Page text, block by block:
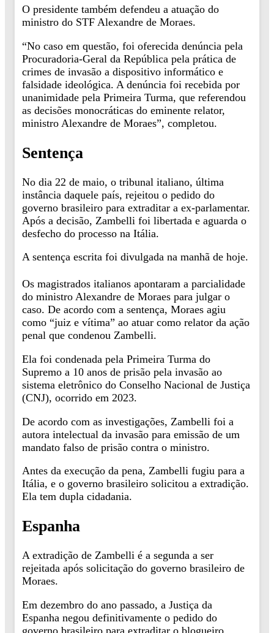
O presidente também defendeu a atuação do
ministro do STF Alexandre de Moraes.
“No caso em questão, foi oferecida denúncia pela
Procuradoria-Geral da República pela prática de
crimes de invasão a dispositivo informático e
falsidade ideológica. A denúncia foi recebida por
unanimidade pela Primeira Turma, que referendou
as decisões monocráticas do eminente relator,
ministro Alexandre de Moraes”, completou.
Sentença
No dia 22 de maio, o tribunal italiano, última
instância daquele país, rejeitou o pedido do
governo brasileiro para extraditar a ex-parlamentar.
Após a decisão, Zambelli foi libertada e aguarda o
desfecho do processo na Itália.
A sentença escrita foi divulgada na manhã de hoje.
Os magistrados italianos apontaram a parcialidade
do ministro Alexandre de Moraes para julgar o
caso. De acordo com a sentença, Moraes agiu
como “juiz e vítima” ao atuar como relator da ação
penal que condenou Zambelli.
Ela foi condenada pela Primeira Turma do
Supremo a 10 anos de prisão pela invasão ao
sistema eletrônico do Conselho Nacional de Justiça
(CNJ), ocorrido em 2023.
De acordo com as investigações, Zambelli foi a
autora intelectual da invasão para emissão de um
mandato falso de prisão contra o ministro.
Antes da execução da pena, Zambelli fugiu para a
Itália, e o governo brasileiro solicitou a extradição.
Ela tem dupla cidadania.
Espanha
A extradição de Zambelli é a segunda a ser
rejeitada após solicitação do governo brasileiro de
Moraes.
Em dezembro do ano passado, a Justiça da
Espanha negou definitivamente o pedido do
governo brasileiro para extraditar o blogueiro